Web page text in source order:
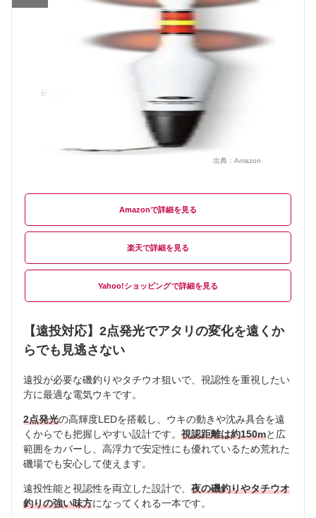
出典： Amazon
Amazon
楽天
Yahoo!ショッピング
【遠投対応】2点発光でアタリの変化を遠くか
らでも見逃さない
遠投が必要な磯釣りやタチウオ狙いで、視認性を重視したい
方に最適な電気ウキです。
2点発光の高輝度LEDを搭載し、ウキの動きや沈み具合を遠
くからでも把握しやすい設計です。 視認距離は約150mと広
範囲をカバーし、高浮力で安定性にも優れているため荒れた
磯場でも安心して使えます。
遠投性能と視認性を両立した設計で、 夜の磯釣りやタチウオ
釣りの強い味方になってくれる一本です。